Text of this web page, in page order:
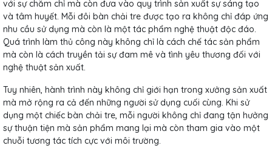
với sự chăm chỉ mà còn đưa vào quy trình sản xuất sự sáng tạo
và tâm huyết. Mỗi đôi bàn chải tre được tạo ra không chỉ đáp ứng
nhu cầu sử dụng mà còn là một tác phẩm nghệ thuật độc đáo.
Quá trình làm thủ công này không chỉ là cách chế tác sản phẩm
mà còn là cách truyền tải sự đam mê và tình yêu thương đối với
nghệ thuật sản xuất.
Tuy nhiên, hành trình này không chỉ giới hạn trong xưởng sản xuất
mà mở rộng ra cả đến những người sử dụng cuối cùng. Khi sử
dụng một chiếc bàn chải tre, mỗi người không chỉ đang tận hưởng
sự thuận tiện mà sản phẩm mang lại mà còn tham gia vào một
chuỗi tương tác tích cực với môi trường.